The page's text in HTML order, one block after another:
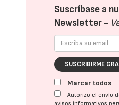
Suscríbase a
Newsletter -
SUSCRIBIRME
Marcar todos
Autorizo el envío